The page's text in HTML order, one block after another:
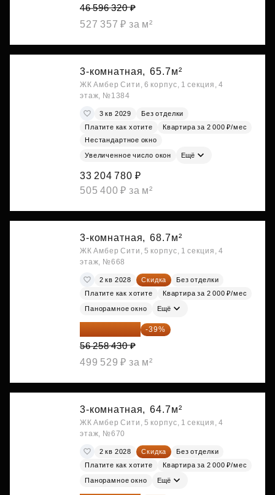
46 596 320 ₽
527 357 ₽ за м²
3-комнатная, 65.7м²
ЖК Амбер Сити, 6 корпус, 1 секция, 4
этаж, №1384
3 кв 2029
Без отделки
Платите как хотите
Квартира за 2 000 ₽/мес
Нестандартное окно
Увеличенное число окон Ещё
33 204 780 ₽
505 400 ₽ за м²
3-комнатная, 68.7м²
ЖК Амбер Сити, 5 корпус, 1 секция, 4
этаж, №668
2 кв 2028 Скидка
Без отделки
Платите как хотите
Квартира за 2 000 ₽/мес
Панорамное окно Ещё
34 317 642 ₽ -39%
56 258 430 ₽
499 529 ₽ за м²
3-комнатная, 64.7м²
ЖК Амбер Сити, 5 корпус, 1 секция, 4
этаж, №670
2 кв 2028 Скидка
Без отделки
Платите как хотите
Квартира за 2 000 ₽/мес
Панорамное окно Ещё